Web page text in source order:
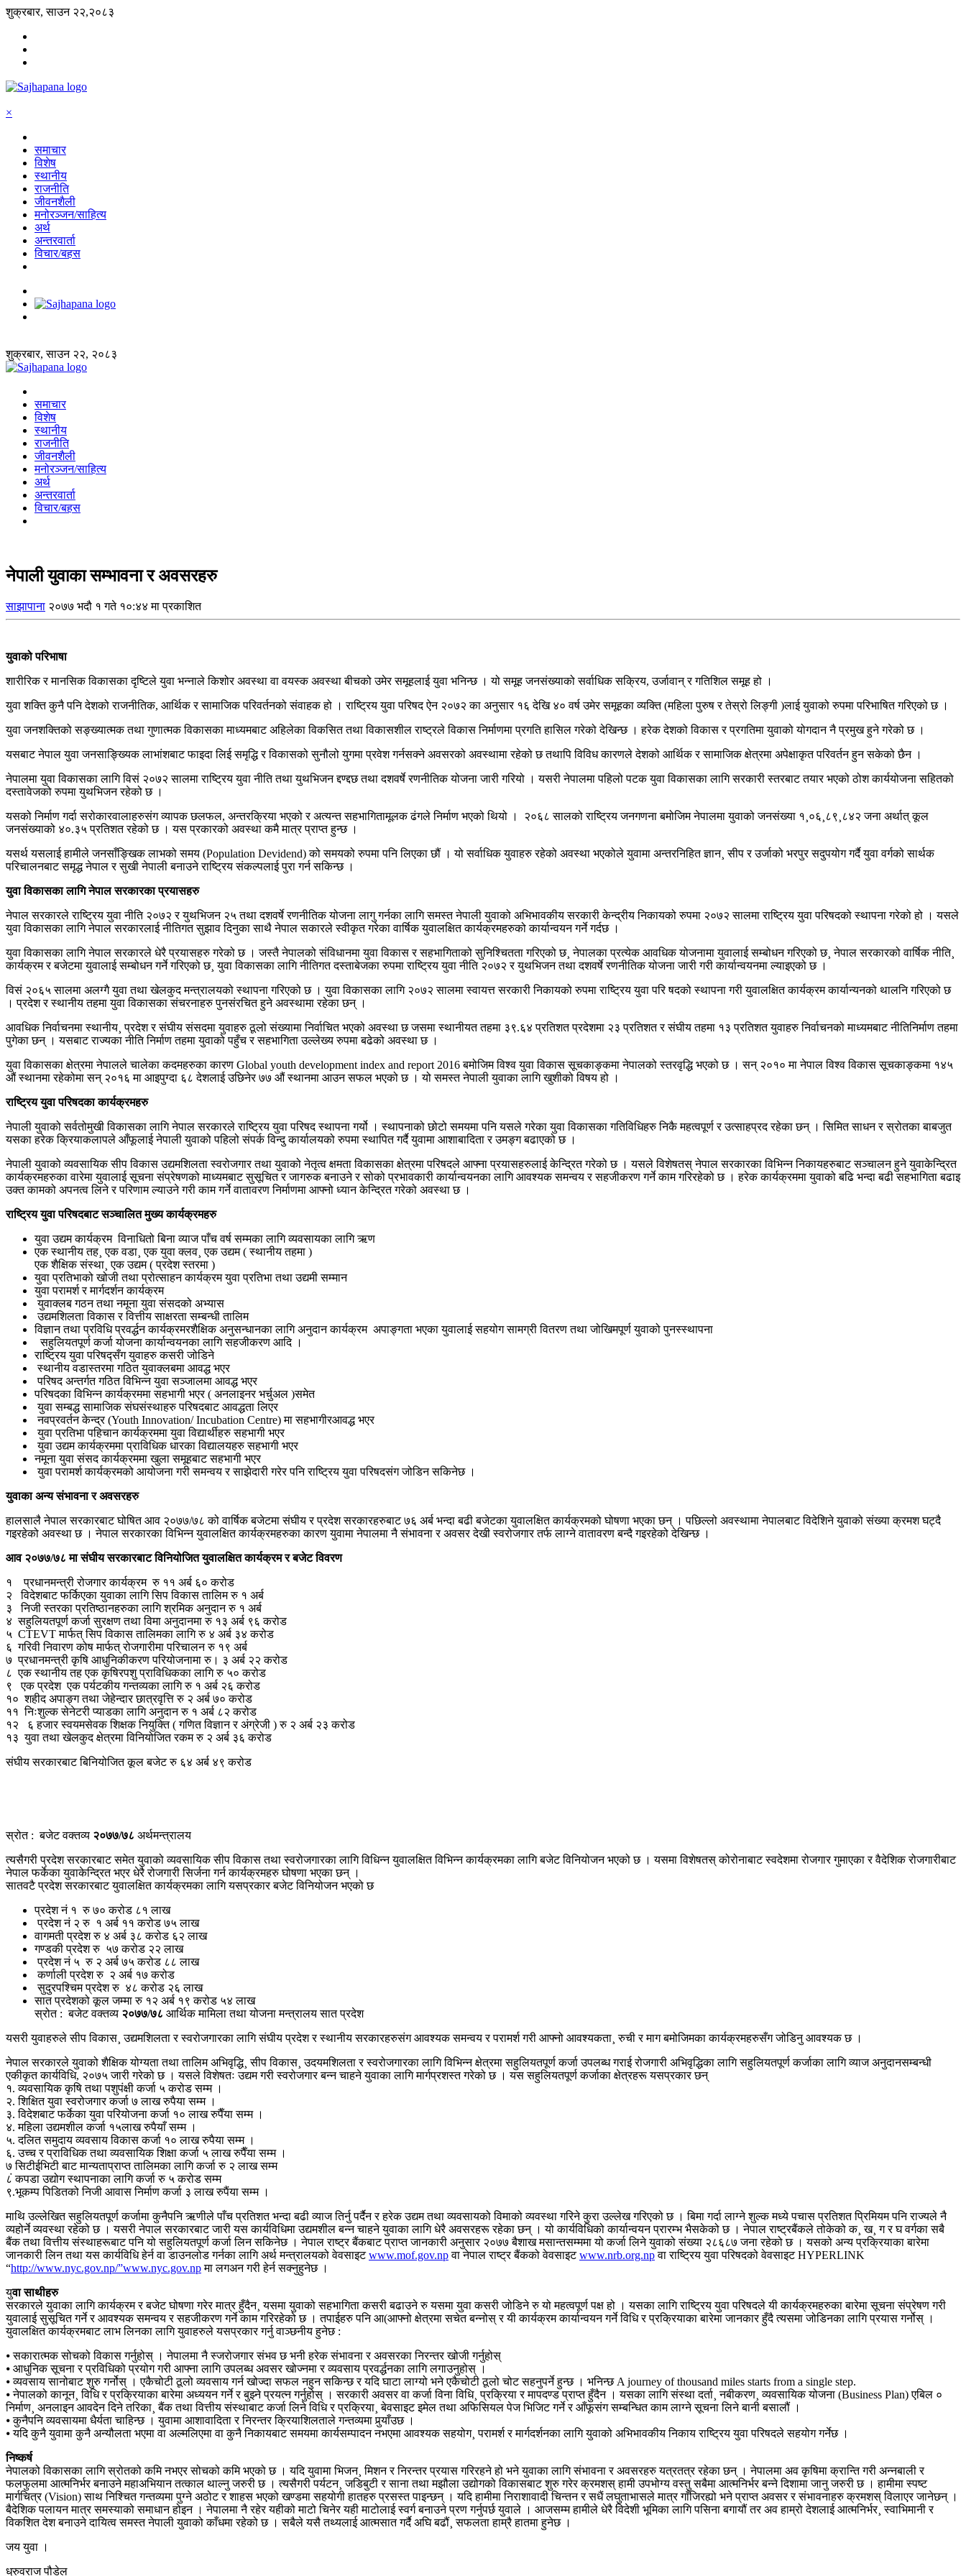
शुक्रबार, साउन २२,२०८३
×
समाचार
विशेष
स्थानीय
राजनीति
जीवनशैली
मनोरञ्जन/साहित्य
अर्थ
अन्तरवार्ता
विचार/बहस
शुक्रबार, साउन २२, २०८३
समाचार
विशेष
स्थानीय
राजनीति
जीवनशैली
मनोरञ्जन/साहित्य
अर्थ
अन्तरवार्ता
विचार/बहस
नेपाली युवाका सम्भावना र अवसरहरु
साझापाना २०७७ भदौ १ गते १०:४४ मा प्रकाशित
युवाको परिभाषा
शारीरिक र मानसिक विकासका दृष्टिले युवा भन्नाले किशोर अवस्था वा वयस्क अवस्था बीचको उमेर समूहलाई युवा भनिन्छ । यो समूह जनसंख्याको सर्वाधिक सक्रिय, उर्जावान् र गतिशिल समूह हो ।
युवा शक्ति कुनै पनि देशको राजनीतिक, आर्थिक र सामाजिक परिवर्तनको संवाहक हो । राष्ट्रिय युवा परिषद ऐन २०७२ का अनुसार १६ देखि ४० वर्ष उमेर समूहका व्यक्ति (महिला पुरुष र तेस्रो लिङ्गी )लाई युवाको रुपमा परिभाषित गरिएको छ ।
युवा जनशक्तिको सङ्ख्यात्मक तथा गुणात्मक विकासका माध्यमबाट अहिलेका विकसित तथा विकासशील राष्ट्रले विकास निर्माणमा प्रगति हासिल गरेको देखिन्छ । हरेक देशको विकास र प्रगतिमा युवाको योगदान नै प्रमुख हुने गरेको छ ।
यसबाट नेपाल युवा जनसाङ्ख्यिक लाभांशबाट फाइदा लिई समृद्धि र विकासको सुनौलो युगमा प्रवेश गर्नसक्ने अवसरको अवस्थामा रहेको छ तथापि विविध कारणले देशको आर्थिक र सामाजिक क्षेत्रमा अपेक्षाकृत परिवर्तन हुन सकेको छैन ।
नेपालमा युवा विकासका लागि विसं २०७२ सालमा राष्ट्रिय युवा नीति तथा युथभिजन द्दण्द्दछ तथा दशवर्षे रणनीतिक योजना जारी गरियो । यसरी नेपालमा पहिलो पटक युवा विकासका लागि सरकारी स्तरबाट तयार भएको ठोश कार्ययोजना सहितको
दस्तावेजको रुपमा युथभिजन रहेको छ ।
यसको निर्माण गर्दा सरोकारवालाहरुसंग व्यापक छलफल, अन्तरक्रिया भएको र अत्यन्त सहभागितामूलक ढंगले निर्माण भएको थियो । २०६८ सालको राष्ट्रिय जनगणना बमोजिम नेपालमा युवाको जनसंख्या १¸०६¸८९¸८४२ जना अर्थात् कूल
जनसंख्याको ४०.३५ प्रतिशत रहेको छ । यस प्रकारको अवस्था कमै मात्र प्राप्त हुन्छ ।
यसर्थ यसलाई हामीले जनसाँङ्खिक लाभको समय (Population Devidend) को समयको रुपमा पनि लिएका छौं । यो सर्वाधिक युवाहरु रहेको अवस्था भएकोले युवामा अन्तरनिहित ज्ञान¸ सीप र उर्जाको भरपुर सदुपयोग गर्दै युवा वर्गको सार्थक
परिचालनबाट समृद्ध नेपाल र सुखी नेपाली बनाउने राष्ट्रिय संकल्पलाई पुरा गर्न सकिन्छ ।
युवा विकासका लागि नेपाल सरकारका प्रयासहरु
नेपाल सरकारले राष्ट्रिय युवा नीति २०७२ र युथभिजन २५ तथा दशवर्षे रणनीतिक योजना लागु गर्नका लागि समस्त नेपाली युवाको अभिभावकीय सरकारी केन्द्रीय निकायको रुपमा २०७२ सालमा राष्ट्रिय युवा परिषदको स्थापना गरेको हो । यसले
युवा विकासका लागि नेपाल सरकारलाई नीतिगत सुझाव दिनुका साथै नेपाल सकारले स्वीकृत गरेका वार्षिक युवालक्षित कार्यक्रमहरुको कार्यान्वयन गर्ने गर्दछ ।
युवा विकासका लागि नेपाल सरकारले धेरै प्रयासहरु गरेको छ । जस्तै नेपालको संविधानमा युवा विकास र सहभागिताको सुनिश्चितता गरिएको छ¸ नेपालका प्रत्येक आवधिक योजनामा युवालाई सम्बोधन गरिएको छ¸ नेपाल सरकारको वार्षिक नीति¸
कार्यक्रम र बजेटमा युवालाई सम्बोधन गर्ने गरिएको छ¸ युवा विकासका लागि नीतिगत दस्ताबेजका रुपमा राष्ट्रिय युवा नीति २०७२ र युथभिजन तथा दशवर्षे रणनीतिक योजना जारी गरी कार्यान्वयनमा ल्याइएको छ ।
विसं २०६५ सालमा अलग्गै युवा तथा खेलकुद मन्त्रालयको स्थापना गरिएको छ । युवा विकासका लागि २०७२ सालमा स्वायत्त सरकारी निकायको रुपमा राष्ट्रिय युवा परि षदको स्थापना गरी युवालक्षित कार्यक्रम कार्यान्यनको थालनि गरिएको छ
। प्रदेश र स्थानीय तहमा युवा विकासका संचरनाहरु पुनसंरचित हुने अवस्थामा रहेका छन् ।
आवधिक निर्वाचनमा स्थानीय¸ प्रदेश र संघीय संसदमा युवाहरु ठूलो संख्यामा निर्वाचित भएको अवस्था छ जसमा स्थानीयत तहमा ३९.६४ प्रतिशत प्रदेशमा २३ प्रतिशत र संघीय तहमा १३ प्रतिशत युवाहरु निर्वाचनको माध्यमबाट नीतिनिर्माण तहमा
पुगेका छन् । यसबाट राज्यका नीति निर्माण तहमा युवाको पहुँच र सहभागिता उल्लेख्य रुपमा बढेको अवस्था छ ।
युवा विकासका क्षेत्रमा नेपालले चालेका कदमहरुका कारण Global youth development index and report 2016 बमोजिम विश्व युवा विकास सूचकाङ्कमा नेपालको स्तरवृद्धि भएको छ । सन् २०१० मा नेपाल विश्व विकास सूचकाङ्कमा १४५
औं स्थानमा रहेकोमा सन् २०१६ मा आइपुग्दा ६८ देशलाई उछिनेर ७७ औं स्थानमा आउन सफल भएको छ । यो समस्त नेपाली युवाका लागि खुशीको विषय हो ।
राष्ट्रिय युवा परिषदका कार्यक्रमहरु
नेपाली युवाको सर्वतोमुखी विकासका लागि नेपाल सरकारले राष्ट्रिय युवा परिषद स्थापना गर्यो । स्थापनाको छोटो समयमा पनि यसले गरेका युवा विकासका गतिविधिहरु निकै महत्वपूर्ण र उत्साहप्रद रहेका छन् । सिमित साधन र स्रोतका बाबजुत
यसका हरेक क्रियाकलापले आँफूलाई नेपाली युवाको पहिलो संपर्क विन्दु कार्यालयको रुपमा स्थापित गर्दै युवामा आशाबादिता र उमङ्ग बढाएको छ ।
नेपाली युवाको व्यवसायिक सीप विकास उद्यमशिलता स्वरोजगार तथा युवाको नेतृत्व क्षमता विकासका क्षेत्रमा परिषदले आफ्ना प्रयासहरुलाई केन्द्रित गरेको छ । यसले विशेषतस् नेपाल सरकारका विभिन्न निकायहरुबाट सञ्चालन हुने युवाकेन्द्रित
कार्यक्रमहरुका वारेमा युवालाई सूचना संप्रेषणको माध्यमबाट सुसूचित र जागरुक बनाउने र सोको प्रभावकारी कार्यान्वयनका लागि आवश्यक समन्वय र सहजीकरण गर्ने काम गरिरहेको छ । हरेक कार्यक्रममा युवाको बढि भन्दा बढी सहभागिता बढाइ
उक्त कामको अपनत्व लिने र परिणाम ल्याउने गरी काम गर्ने वातावरण निर्माणमा आफ्नो ध्यान केन्द्रित गरेको अवस्था छ ।
राष्ट्रिय युवा परिषदबाट सञ्चालित मुख्य कार्यक्रमहरु
युवा उद्यम कार्यक्रम विनाधितो बिना व्याज पाँच वर्ष सम्मका लागि व्यवसायका लागि ऋण
एक स्थानीय तह¸ एक वडा¸ एक युवा क्लव¸ एक उद्यम ( स्थानीय तहमा )
एक शैक्षिक संस्था¸ एक उद्यम ( प्रदेश स्तरमा )
युवा प्रतिभाको खोजी तथा प्रोत्साहन कार्यक्रम युवा प्रतिभा तथा उद्यमी सम्मान
युवा परामर्श र मार्गदर्शन कार्यक्रम
युवाक्लब गठन तथा नमूना युवा संसदको अभ्यास
उद्यमशिलता विकास र वित्तीय साक्षरता सम्बन्धी तालिम
विज्ञान तथा प्रविधि प्रवर्द्धन कार्यक्रमरशैक्षिक अनुसन्धानका लागि अनुदान कार्यक्रम अपाङ्गता भएका युवालाई सहयोग सामग्री वितरण तथा जोखिमपूर्ण युवाको पुनस्स्थापना
सहुलियतपूर्ण कर्जा योजना कार्यान्वयनका लागि सहजीकरण आदि ।
राष्ट्रिय युवा परिषद्सँग युवाहरु कसरी जोडिने
स्थानीय वडास्तरमा गठित युवाक्लबमा आवद्ध भएर
परिषद अन्तर्गत गठित विभिन्न युवा सञ्जालमा आवद्ध भएर
परिषदका विभिन्न कार्यक्रममा सहभागी भएर ( अनलाइनर भर्चुअल )समेत
युवा सम्बद्ध सामाजिक संघसंस्थाहरु परिषदबाट आवद्धता लिएर
नवप्रवर्तन केन्द्र (Youth Innovation/ Incubation Centre) मा सहभागीरआवद्ध भएर
युवा प्रतिभा पहिचान कार्यक्रममा युवा विद्यार्थीहरु सहभागी भएर
युवा उद्यम कार्यक्रममा प्राविधिक धारका विद्यालयहरु सहभागी भएर
नमूना युवा संसद कार्यक्रममा खुला समूहबाट सहभागी भएर
युवा परामर्श कार्यक्रमको आयोजना गरी समन्वय र साझेदारी गरेर पनि राष्ट्रिय युवा परिषदसंग जोडिन सकिनेछ ।
युवाका अन्य संभावना र अवसरहरु
हालसालै नेपाल सरकारबाट घोषित आव २०७७/७८ को वार्षिक बजेटमा संघीय र प्रदेश सरकारहरुबाट ७६ अर्ब भन्दा बढी बजेटका युवालक्षित कार्यक्रमको घोषणा भएका छन् । पछिल्लो अवस्थामा नेपालबाट विदेशिने युवाको संख्या क्रमश घट्दै
गइरहेको अवस्था छ । नेपाल सरकारका विभिन्न युवालक्षित कार्यक्रमहरुका कारण युवामा नेपालमा नै संभावना र अवसर देखी स्वरोजगार तर्फ लाग्ने वातावरण बन्दै गइरहेको देखिन्छ ।
आव २०७७/७८ मा संघीय सरकारबाट विनियोजित युवालक्षित कार्यक्रम र बजेट विवरण
१ प्रधानमन्त्री रोजगार कार्यक्रम रु ११ अर्ब ६० करोड
२ विदेशबाट फर्किएका युवाका लागि सिप विकास तालिम रु १ अर्ब
३ निजी स्तरका प्रतिष्ठानहरुका लागि श्रमिक अनुदान रु १ अर्ब
४ सहुलियतपूर्ण कर्जा सुरक्षण तथा विमा अनुदानमा रु १३ अर्ब ९६ करोड
५ CTEVT मार्फत् सिप विकास तालिमका लागि रु ४ अर्ब ३४ करोड
६ गरिवी निवारण कोष मार्फत् रोजगारीमा परिचालन रु १९ अर्ब
७ प्रधानमन्त्री कृषि आधुनिकीकरण परियोजनामा रु। ३ अर्ब २२ करोड
८ एक स्थानीय तह एक कृषिरपशु प्राविधिकका लागि रु ५० करोड
९ एक प्रदेश एक पर्यटकीय गन्तव्यका लागि रु १ अर्ब २६ करोड
१० शहीद अपाङ्ग तथा जेहेन्दार छात्रवृत्ति रु २ अर्ब ७० करोड
११ निःशुल्क सेनेटरी प्याडका लागि अनुदान रु १ अर्ब ८२ करोड
१२ ६ हजार स्वयमसेवक शिक्षक नियुक्ति ( गणित विज्ञान र अंग्रेजी ) रु २ अर्ब २३ करोड
१३ युवा तथा खेलकुद क्षेत्रमा विनियोजित रकम रु २ अर्ब ३६ करोड
संघीय सरकारबाट बिनियोजित कूल बजेट रु ६४ अर्ब ४९ करोड
स्रोत : बजेट वक्तव्य २०७७/७८ अर्थमन्त्रालय
त्यसैगरी प्रदेश सरकारबाट समेत युवाको व्यवसायिक सीप विकास तथा स्वरोजगारका लागि विधिन्न युवालक्षित विभिन्न कार्यक्रमका लागि बजेट विनियोजन भएको छ । यसमा विशेषतस् कोरोनाबाट स्वदेशमा रोजगार गुमाएका र वैदेशिक रोजगारीबाट
नेपाल फर्केका युवाकेन्द्रित भएर धेरै रोजगारी सिर्जना गर्न कार्यक्रमहरु घोषणा भएका छन् ।
सातवटै प्रदेश सरकारबाट युवालक्षित कार्यक्रमका लागि यसप्रकार बजेट विनियोजन भएको छ
प्रदेश नं १ रु ७० करोड ८१ लाख
प्रदेश नं २ रु १ अर्ब ११ करोड ७५ लाख
वागमती प्रदेश रु ४ अर्ब ३८ करोड ६२ लाख
गण्डकी प्रदेश रु ५७ करोड २२ लाख
प्रदेश नं ५ रु २ अर्ब ७५ करोड ८८ लाख
कर्णाली प्रदेश रु २ अर्ब १७ करोड
सुदुरपश्चिम प्रदेश रु ४८ करोड २६ लाख
सात प्रदेशको कूल जम्मा रु १२ अर्ब १९ करोड ५४ लाख
स्रोत : बजेट वक्तव्य २०७७/७८ आर्थिक मामिला तथा योजना मन्त्रालय सात प्रदेश
यसरी युवाहरुले सीप विकास¸ उद्यमशिलता र स्वरोजगारका लागि संघीय प्रदेश र स्थानीय सरकारहरुसंग आवश्यक समन्वय र परामर्श गरी आफ्नो आवश्यकता¸ रुची र माग बमोजिमका कार्यक्रमहरुसँग जोडिनु आवश्यक छ ।
नेपाल सरकारले युवाको शैक्षिक योग्यता तथा तालिम अभिवृद्धि¸ सीप विकास¸ उदयमशिलता र स्वरोजगारका लागि विभिन्न क्षेत्रमा सहुलियतपूर्ण कर्जा उपलब्ध गराई रोजगारी अभिवृद्धिका लागि सहुलियतपूर्ण कर्जाका लागि व्याज अनुदानसम्बन्धी
एकीकृत कार्यविधि, २०७५ जारी गरेको छ । यसले विशेषतः उद्यम गरी स्वरोजगार बन्न चाहने युवाका लागि मार्गप्रशस्त गरेको छ । यस सहुलियतपूर्ण कर्जाका क्षेत्रहरू यसप्रकार छन्
१. व्यवसायिक कृषि तथा पशुपंक्षी कर्जा ५ करोड सम्म ।
२. शिक्षित युवा स्वरोजगार कर्जा ७ लाख रुपैया सम्म ।
३. विदेशबाट फर्केका युवा परियोजना कर्जा १० लाख रुपैँया सम्म ।
४. महिला उद्यमशील कर्जा १५लाख रुपैयाँ सम्म ।
५. दलित समुदाय व्यवसाय विकास कर्जा १० लाख रुपैया सम्म ।
६. उच्च र प्राविधिक तथा व्यवसायिक शिक्षा कर्जा ५ लाख रुपैँया सम्म ।
७ सिटीईभिटी बाट मान्यताप्राप्त तालिमका लागि कर्जा रु २ लाख सम्म
८ं कपडा उद्योग स्थापनाका लागि कर्जा रु ५ करोड सम्म
९.भूकम्प पिडितको निजी आवास निर्माण कर्जा ३ लाख रुपैंया सम्म ।
माथि उल्लेखित सहुलियतपूर्ण कर्जामा कुनैपनि ऋणीले पाँच प्रतिशत भन्दा बढी व्याज तिर्नु पर्दैन र हरेक उद्यम तथा व्यवसायको विमाको व्यवस्था गरिने कुरा उल्लेख गरिएको छ । बिमा गर्दा लाग्ने शुल्क मध्ये पचास प्रतिशत प्रिमियम पनि राज्यले नै
व्यहोर्ने व्यवस्था रहेको छ । यसरी नेपाल सरकारबाट जारी यस कार्यविधिमा उद्यमशील बन्न चाहने युवाका लागि धेरै अवसरहरू रहेका छन् । यो कार्यविधिको कार्यान्वयन प्रारम्भ भैसकेको छ । नेपाल राष्ट्रबैंकले तोकेको क¸ ख¸ ग र घ वर्गका सबै
बैंक तथा वित्तीय संस्थाहरूबाट पनि यो सहुलियतपूर्ण कर्जा लिन सकिनेछ । नेपाल राष्ट्र बैंकबाट प्राप्त जानकारी अनुसार २०७७ बैशाख मसान्तसम्ममा यो कर्जा लिने युवाको संख्या २८६८७ जना रहेको छ । यसको अन्य प्रक्रियाका बारेमा
जानकारी लिन तथा यस कार्यविधि हेर्न वा डाउनलोड गर्नका लागि अर्थ मन्त्रालयको वेवसाइटwww.mof.gov.npवा नेपाल राष्ट्र बैंकको वेवसाइटwww.nrb.org.npवा राष्ट्रिय युवा परिषदको वेवसाइट HYPERLINK
“http://www.nyc.gov.np/”www.nyc.gov.npमा लगअन गरी हेर्न सक्नुहुनेछ ।
युवा साथीहरु
सरकारले युवाका लागि कार्यक्रम र बजेट घोषणा गरेर मात्र हुँदैन¸ यसमा युवाको सहभागिता कसरी बढाउने रु यसमा युवा कसरी जोडिने रु यो महत्वपूर्ण पक्ष हो । यसका लागि राष्ट्रिय युवा परिषदले यी कार्यक्रमहरुका बारेमा सूचना संप्रेषण गरी
युवालाई सुसूचित गर्ने र आवश्यक समन्वय र सहजीकरण गर्ने काम गरिरहेको छ । तपाईहरु पनि आ(आफ्नो क्षेत्रमा सचेत बन्नोस् र यी कार्यक्रम कार्यान्वयन गर्ने विधि र प्रक्रियाका बारेमा जानकार हुँदै त्यसमा जोडिनका लागि प्रयास गर्नोस् ।
युवालक्षित कार्यक्रमबाट लाभ लिनका लागि युवाहरुले यसप्रकार गर्नु वाञ्छनीय हुनेछ :
⦁ सकारात्मक सोचको विकास गर्नुहोस् । नेपालमा नै स्जरोजगार संभव छ भनी हरेक संभावना र अवसरका निरन्तर खोजी गर्नुहोस्
⦁ आधुनिक सूचना र प्रविधिको प्रयोग गरी आफ्ना लागि उपलब्ध अवसर खोज्नमा र व्यवसाय प्रवर्द्धनका लागि लगाउनुहोस् ।
⦁ व्यवसाय सानोबाट शुरु गर्नोस् । एकैचोटी ठूलो व्यवसाय गर्न खोज्दा सफल नहुन सकिन्छ र यदि घाटा लाग्यो भने एकैचोटी ठूलो चोट सहनुपर्ने हुन्छ । भनिन्छ A journey of thousand miles starts from a single step.
⦁ नेपालको कानून¸ विधि र प्रक्रियाका बारेमा अध्ययन गर्ने र बुझ्ने प्रयत्न गर्नुहोस् । सरकारी अवसर वा कर्जा विना विधि¸ प्रक्रिया र मापदण्ड प्राप्त हुँदैन । यसका लागि संस्था दर्ता¸ नबीकरण¸ व्यवसायिक योजना (Business Plan) एबिल ०
निर्माण¸ अनलाइन आवदेन दिने तरिका¸ बैंक तथा वित्तीय संस्थाबाट कर्जा लिने विधि र प्रक्रिया¸ बेवसाइट इमेल तथा अफिसियल पेज भिजिट गर्ने र आँफूसंग सम्बन्धित काम लाग्ने सूचना लिने बानी बसालौं ।
⦁ कुनैपनि व्यवसायमा धैर्यता चाहिन्छ । युवामा आशावादिता र निरन्तर क्रियाशिलताले गन्तव्यमा पुर्‍याँउछ ।
⦁ यदि कुनै युवामा कुनै अन्यौलता भएमा वा अल्मलिएमा वा कुनै निकायबाट समयमा कार्यसम्पादन नभएमा आवश्यक सहयोग¸ परामर्श र मार्गदर्शनका लागि युवाको अभिभावकीय निकाय राष्ट्रिय युवा परिषदले सहयोग गर्नेछ ।
निष्कर्ष
नेपालको विकासका लागि स्रोतको कमि नभएर सोचको कमि भएको छ । यदि युवामा भिजन¸ मिशन र निरन्तर प्रयास गरिरहने हो भने युवाका लागि संभावना र अवसरहरु यत्रतत्र रहेका छन् । नेपालमा अव कृषिमा क्रान्ति गरी अन्नबाली र
फलफुलमा आत्मनिर्भर बनाउने महाअभियान तत्काल थाल्नु जरुरी छ । त्यसैगरी पर्यटन¸ जडिबुटी र साना तथा मझौला उद्योगको विकासबाट शुरु गरेर क्रमशस् हामी उपभोग्य वस्तु सबैमा आत्मनिर्भर बन्ने दिशामा जानु जरुरी छ । हामीमा स्पष्ट
मार्गचित्र (Vision) साथ निश्चित गन्तव्यमा पुग्ने अठोट र शाहस भएको खण्डमा सहयोगी हातहरु प्रसस्त पाइन्छन् । यदि हामीमा निराशावादी चिन्तन र सधैं लघुताभासले मात्र गाँजिरह्यो भने प्राप्त अवसर र संभावनाहरु क्रमशस् विलाएर जानेछन् ।
बैदेशिक पलायन मात्र समस्याको समाधान होइन । नेपालमा नै रहेर यहीको माटो चिनेर यही माटोलाई स्वर्ग बनाउने प्रण गर्नुपर्छ युवाले । आजसम्म हामीले धेरै विदेशी भूमिका लागि पसिना बगायौं तर अव हाम्रो देशलाई आत्मनिर्भर¸ स्वाभिमानी र
विकशित देश बनाउने दायित्व समस्त नेपाली युवाको काँधमा रहेको छ । सबैले यसै तथ्यलाई आत्मसात गर्दै अघि बढौं¸ सफलता हाम्रै हातमा हुनेछ ।
जय युवा ।
ध्रुवराज पौडेल